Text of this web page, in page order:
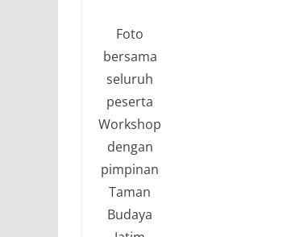
Foto
bersama
seluruh
peserta
Workshop
dengan
pimpinan
Taman
Budaya